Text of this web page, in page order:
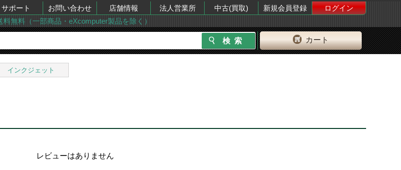
サポート お問い合わせ 店舗情報 法人営業所 中古(買取) 新規会員登録
ログイン
無料（一部商品・eXcomputer製品を除く）
カート
インクジェット
レビューはありません